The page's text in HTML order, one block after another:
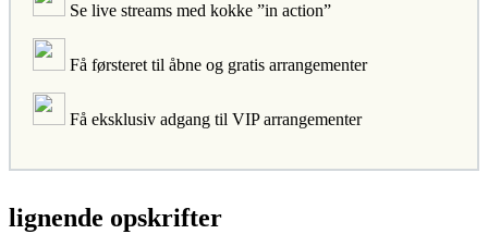
Se live streams med kokke ”in action”
Få førsteret til åbne og gratis arrangementer
Få eksklusiv adgang til VIP arrangementer
lignende opskrifter